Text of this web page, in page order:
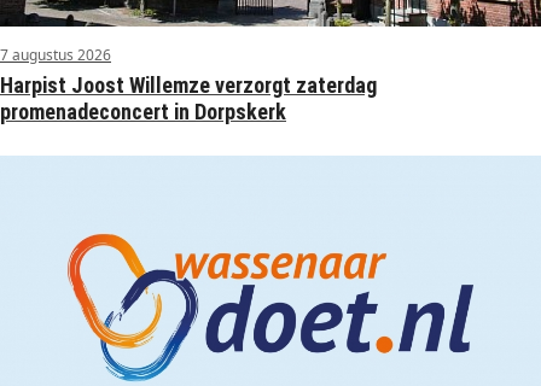
7 augustus 2026
Harpist Joost Willemze verzorgt zaterdag
promenadeconcert in Dorpskerk